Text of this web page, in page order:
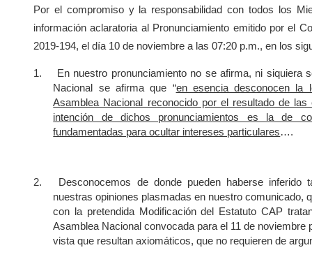
Por el compromiso y la responsabilidad con todos los
información aclaratoria al Pronunciamiento emitido por el
2019-194, el día 10 de noviembre a las 07:20 p.m., en los
1.
En nuestro pronunciamiento no se afirma, ni siquiera
Nacional se afirma que “en esencia desconocen la
Asamblea Nacional reconocido por el resultado de
intención de dichos pronunciamientos es la de
fundamentadas para ocultar intereses particulares….
2.
Desconocemos de donde pueden haberse inferido
nuestras opiniones plasmadas en nuestro comunicado,
con la pretendida Modificación del Estatuto CAP
Asamblea Nacional convocada para el 11 de
vista que resultan axiomáticos, que no requieren de